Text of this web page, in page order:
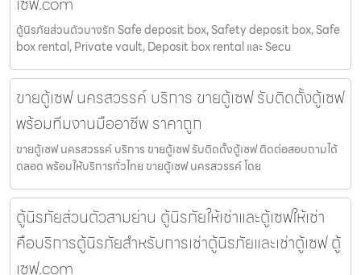
ตู้นิรภัยส่วนตัวบางรัก Safe deposit box, Safety deposit box, Safe
box rental, Private vault, Deposit box rental และ Secu
ขายตู้เซฟ นครสวรรค์ บริการ ขายตู้เซฟ รับติดตั้งตู้เซฟ
พร้อมทีมงานมืออาชีพ ราคาถูก
ขายตู้เซฟ นครสวรรค์ บริการ ขายตู้เซฟ รับติดตั้งตู้เซฟ ติดต่อสอบถามได้
ตลอด พร้อมให้บริการทั่วไทย ขายตู้เซฟ นครสวรรค์ โดย
ตู้นิรภัยส่วนตัวสามย่าน ตู้นิรภัยให้เช่าและตู้เซฟให้เช่า
คือบริการตู้นิรภัยสำหรับการเช่าตู้นิรภัยและเช่าตู้เซฟ ตู้
เซฟ.com